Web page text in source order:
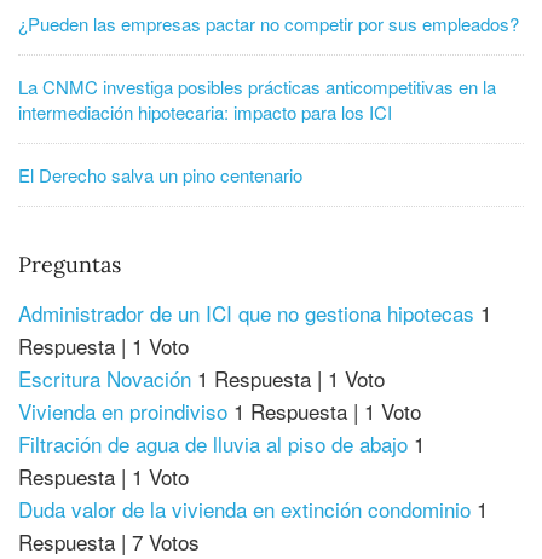
¿Pueden las empresas pactar no competir por sus empleados?
La CNMC investiga posibles prácticas anticompetitivas en la
intermediación hipotecaria: impacto para los ICI
El Derecho salva un pino centenario
Preguntas
Administrador de un ICI que no gestiona hipotecas 1
Respuesta | 1 Voto
Escritura Novación 1 Respuesta | 1 Voto
Vivienda en proindiviso 1 Respuesta | 1 Voto
Filtración de agua de lluvia al piso de abajo 1
Respuesta | 1 Voto
Duda valor de la vivienda en extinción condominio 1
Respuesta | 7 Votos